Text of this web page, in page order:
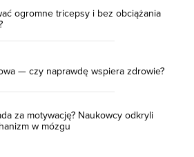
ogromne tricepsy i bez obciążania
— czy naprawdę wspiera zdrowie?
za motywację? Naukowcy odkryli
w mózgu